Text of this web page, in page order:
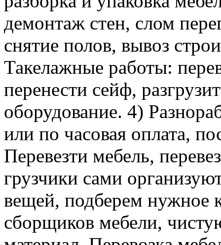
демонтаж стен, слом
снятие полов, вывоз
Такелажные работы:
перенести сейф,
оборудование. 4)
или по часовая оплата,
Перевезти мебель,
грузчики сами
вещей, подберем нужное
сборщиков мебели,